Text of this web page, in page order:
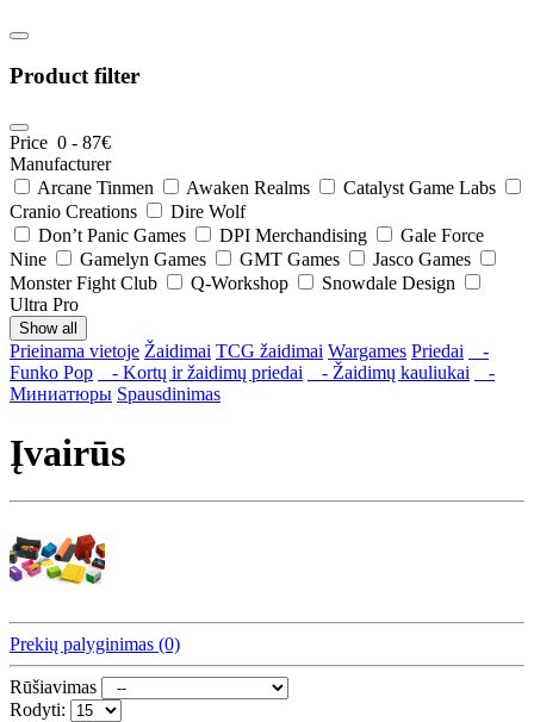
Product filter
Price 0 - 87€
Manufacturer
Arcane Tinmen
Awaken Realms
Catalyst Game Labs
Cranio Creations
Dire Wolf
Don’t Panic Games
DPI Merchandising
Gale Force
Nine
Gamelyn Games GMT Games
Jasco Games
Monster Fight Club
Q-Workshop
Snowdale Design
Ultra Pro
Show all
Prieinama vietoje Žaidimai TCG žaidimai Wargames Priedai
-
Funko Pop
- Kortų ir žaidimų priedai - Žaidimų kauliukai
-
Миниатюры Spausdinimas
Įvairūs
Prekių palyginimas (0)
Rūšiavimas
Rodyti: